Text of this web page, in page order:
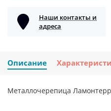
Наши контакты и
адреса
Описание
Металлочерепица